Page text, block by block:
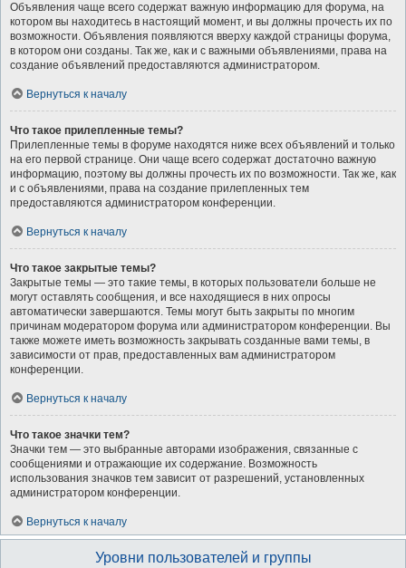
Объявления чаще всего содержат важную информацию для форума, на
котором вы находитесь в настоящий момент, и вы должны прочесть их по
возможности. Объявления появляются вверху каждой страницы форума,
в котором они созданы. Так же, как и с важными объявлениями, права на
создание объявлений предоставляются администратором.
Вернуться к началу
Что такое прилепленные темы?
Прилепленные темы в форуме находятся ниже всех объявлений и только
на его первой странице. Они чаще всего содержат достаточно важную
информацию, поэтому вы должны прочесть их по возможности. Так же, как
и с объявлениями, права на создание прилепленных тем
предоставляются администратором конференции.
Вернуться к началу
Что такое закрытые темы?
Закрытые темы — это такие темы, в которых пользователи больше не
могут оставлять сообщения, и все находящиеся в них опросы
автоматически завершаются. Темы могут быть закрыты по многим
причинам модератором форума или администратором конференции. Вы
также можете иметь возможность закрывать созданные вами темы, в
зависимости от прав, предоставленных вам администратором
конференции.
Вернуться к началу
Что такое значки тем?
Значки тем — это выбранные авторами изображения, связанные с
сообщениями и отражающие их содержание. Возможность
использования значков тем зависит от разрешений, установленных
администратором конференции.
Вернуться к началу
Уровни пользователей и группы